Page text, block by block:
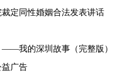
定同性婚姻合法发表讲话
——我的深圳故事（完整版）
益广告